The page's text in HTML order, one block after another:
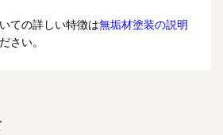
ての詳しい特徴は無垢材塗装の説明
さい。